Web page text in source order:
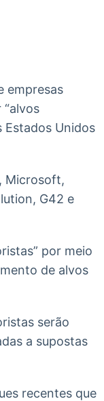
Crédito
Em breve
empresas
Estados Unidos
Microsoft,
G42 e
por meio
de alvos
serão
a supostas
recentes que